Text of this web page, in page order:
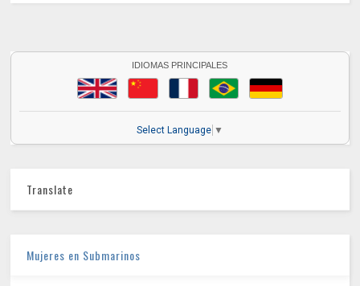
IDIOMAS PRINCIPALES
Select Language ▼
Translate
Mujeres en Submarinos